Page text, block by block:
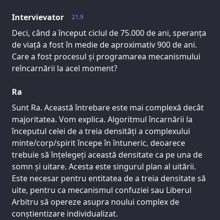
21.9
Intervievator
Deci, când a început ciclul de 75.000 de ani, speranța
de viață a fost în medie de aproximativ 900 de ani.
Care a fost procesul și programarea mecanismului
reîncarnării la acel moment?
Ra
Sunt Ra. Această întrebare este mai complexă decât
majoritatea. Vom explica. Algoritmul încarnării la
începutul celei de a treia densități a complexului
minte/corp/spirit începe în întuneric, deoarece
trebuie să înțelegeți această densitate ca pe una de
somn și uitare. Acesta este singurul plan al uitării.
Este necesar pentru entitatea de a treia densitate să
uite, pentru ca mecanismul confuziei sau Liberul
Arbitru să opereze asupra noului complex de
conștientizare individualizat.